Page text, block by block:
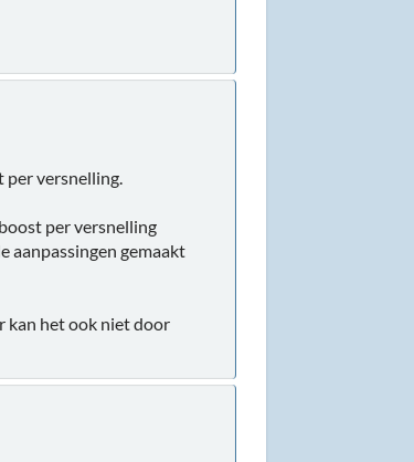
versnelling.
per versnelling
aanpassingen gemaakt
kan het ook niet door